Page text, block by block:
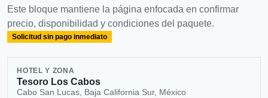
Este bloque mantiene la página enfocada en confirmar
precio, disponibilidad y condiciones del paquete.
Solicitud sin pago inmediato
HOTEL Y ZONA
Tesoro Los Cabos
Cabo San Lucas, Baja California Sur, México